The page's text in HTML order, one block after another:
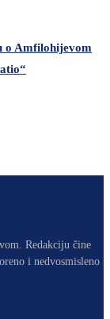
o Amfilohijevom
Redakciju čine
i nedvosmisleno